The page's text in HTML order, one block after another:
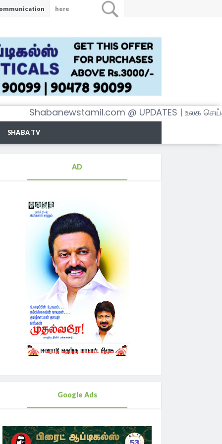
Shabanewstamil.com @ UPDATES | உலக
SHABA TV
AD
Google Ads